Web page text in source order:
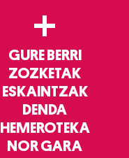
+
GURE BERRI
ZOZKETAK
ESKAINTZAK
DENDA
HEMEROTEKA
NOR GARA